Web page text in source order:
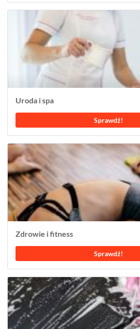
Uroda i spa
Sprawdź!
Zdrowie i fitness
Sprawdź!